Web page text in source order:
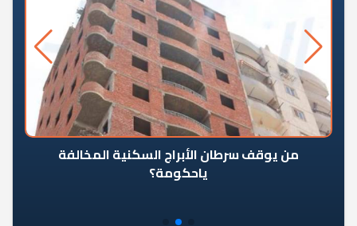
من يوقف سرطان الأبراج السكنية المخالفة
ياحكومة؟